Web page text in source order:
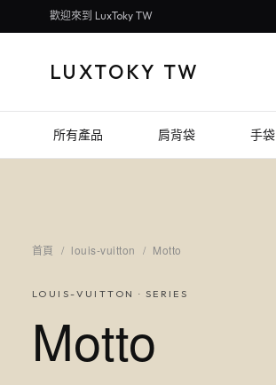
歡迎來到 LuxToky TW
LUXTOKY TW
所有產品 肩背袋 手袋
首頁 / louis-vuitton / Motto
LOUIS-VUITTON · SERIES
Motto